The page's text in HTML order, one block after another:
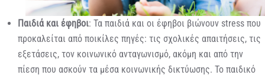
Παιδιά και έφηβοι: Τα παιδιά και οι έφηβοι βιώνουν stress που
προκαλείται από ποικίλες πηγές: τις σχολικές απαιτήσεις, τις
εξετάσεις, τον κοινωνικό ανταγωνισμό, ακόμη και από την
πίεση που ασκούν τα μέσα κοινωνικής δικτύωσης. Το παιδικό